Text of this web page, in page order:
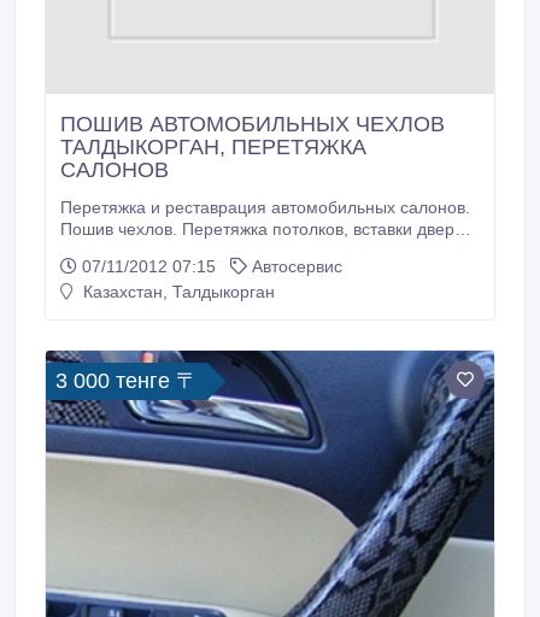
ПОШИВ АВТОМОБИЛЬНЫХ ЧЕХЛОВ
ТАЛДЫКОРГАН, ПЕРЕТЯЖКА
САЛОНОВ
Перетяжка и реставрация автомобильных салонов.
Пошив чехлов. Перетяжка потолков, вставки дверей,
Недорого и при этом качественно. Профи со
стажем. Пошив автомобильных чехлов
07/11/2012 07:15
Автосервис
Казахстан, Талдыкорган
3 000 тенге 〒